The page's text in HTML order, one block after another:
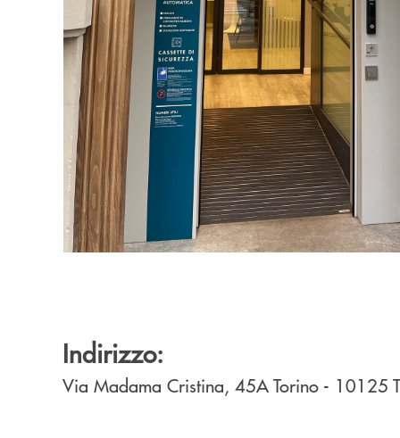
Indirizzo:
Via Madama Cristina, 45ATorino - 10125